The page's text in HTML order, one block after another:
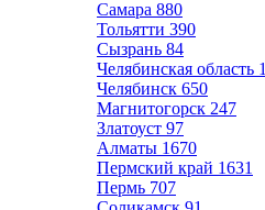
Самара 880
Тольятти 390
Сызрань 84
Челябинская область
Челябинск 650
Магнитогорск 247
Златоуст 97
Алматы 1670
Пермский край 1631
Пермь 707